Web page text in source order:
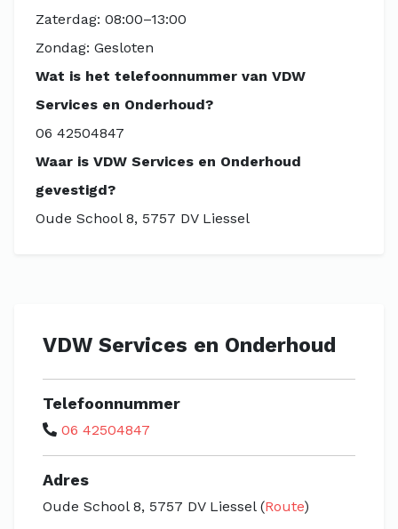
Zaterdag: 08:00–13:00
Zondag: Gesloten
Wat is het telefoonnummer van VDW
Services en Onderhoud?
06 42504847
Waar is VDW Services en Onderhoud
gevestigd?
Oude School 8, 5757 DV Liessel
VDW Services en Onderhoud
Telefoonnummer
06 42504847
Adres
Oude School 8, 5757 DV Liessel (Route)